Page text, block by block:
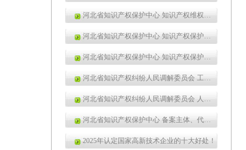
河北省知识产权保护中心 知识产权维权援助合作单位管理办法 （2024年版）
河北省知识产权保护中心 知识产权保护服务专家管理办法（2024年版）
河北省知识产权保护中心 知识产权保护服务志愿者管理办法 （2024年版）
河北省知识产权纠纷人民调解委员会 工作制度(2024年版)
河北省知识产权纠纷人民调解委员会 人民调解员管理办法（2024年版）
河北省知识产权保护中心 备案主体、代理机构预审服务管理办法 （2024年版）
2025年认定国家高新技术企业的十大好处！